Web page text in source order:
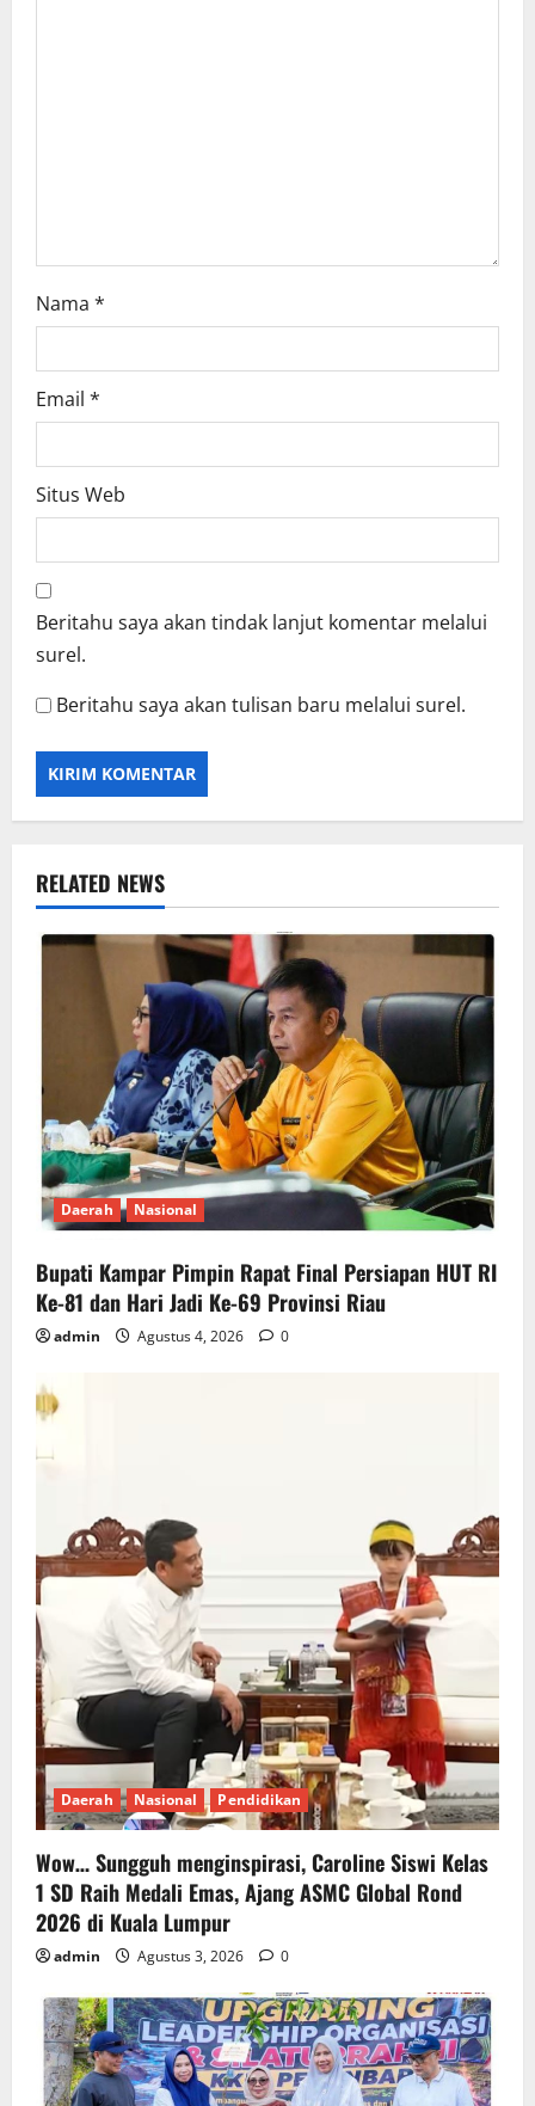
Nama *
Email *
Situs Web
Beritahu saya akan tindak lanjut komentar melalui
surel.
Beritahu saya akan tulisan baru melalui surel.
RELATED NEWS
Daerah Nasional
Bupati Kampar Pimpin Rapat Final Persiapan HUT RI
Ke-81 dan Hari Jadi Ke-69 Provinsi Riau
admin Agustus 4, 2026 0
Daerah Nasional Pendidikan
Wow… Sungguh menginspirasi, Caroline Siswi Kelas
1 SD Raih Medali Emas, Ajang ASMC Global Rond
2026 di Kuala Lumpur
admin Agustus 3, 2026 0